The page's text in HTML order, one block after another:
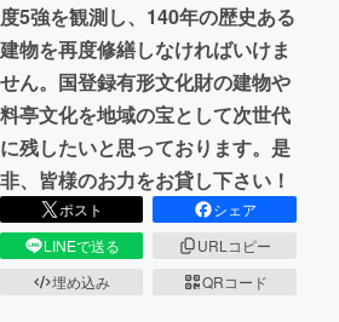
CAMPFIREふるさと納税machi-ya
度5強を観測し、140年の歴史ある
建物を再度修繕しなければいけま
せん。国登録有形文化財の建物や
料亭文化を地域の宝として次世代
に残したいと思っております。是
非、皆様のお力をお貸し下さい！
ポスト
シェア
LINEで送る
URLコピー
埋め込み
QRコード